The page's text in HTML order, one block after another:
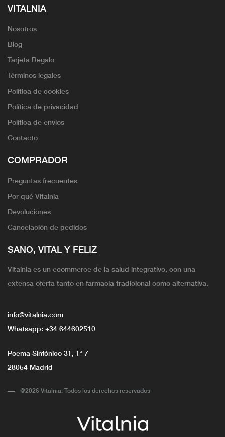
VITALNIA
Nosotros
Blog
Tarjeta Regalo
Términos legales
Política de cookies
Política de privacidad
Política de envíos
Contacto
COMPRADOR
Preguntas frecuentes
Por qué Vitalnia
Devoluciones
Cancelación de pedidos
SANO, VITAL Y FELIZ
Vitalnia es un ecommerce de la salud integrativo, con una
extensa oferta tanto en farmacia tradicional como alternativa.
info@vitalnia.com
Whatsapp: +34 644602510
Poema Sinfónico 31, 1ª 7
28054 Madrid
@2026 Vitalnia. Todos los derechos reservados